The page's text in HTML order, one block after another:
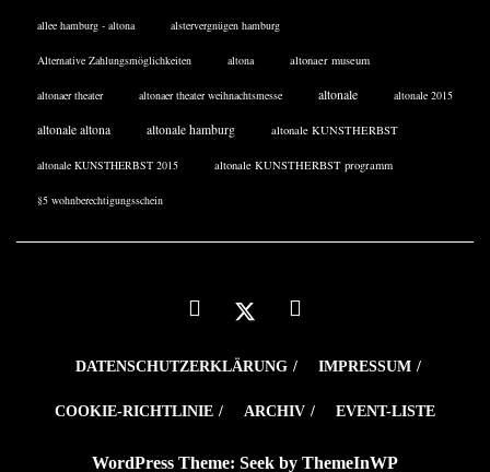
allee hamburg - altona alstervergnügen hamburg
Alternative Zahlungsmöglichkeiten altona altonaer museum
altonaer theater altonaer theater weihnachtsmesse altonale altonale 2015
altonale altona altonale hamburg altonale KUNSTHERBST
altonale KUNSTHERBST 2015 altonale KUNSTHERBST programm
§5 wohnberechtigungsschein
DATENSCHUTZERKLÄRUNG IMPRESSUM
COOKIE-RICHTLINIE ARCHIV EVENT-LISTE
WordPress Theme: Seek by ThemeInWP